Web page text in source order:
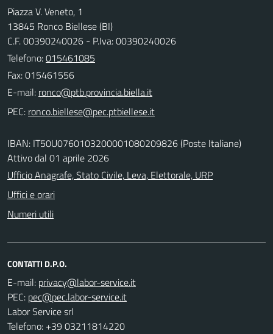
Piazza V. Veneto, 1
13845 Ronco Biellese (BI)
C.F. 00390240026 - P.Iva: 00390240026
Telefono:015461085
Fax: 015461556
E-mail:
PEC:
IBAN: IT50U0760103200001080209826 (Poste Italiane)
Attivo dal 01 aprile 2026
Ufficio Anagrafe, Stato Civile, Leva, Elettorale, URP
Uffici e orari
Numeri utili
CONTATTI D.P.O.
E-mail:
PEC:
Labor Service srl
Telefono: +39 03211814220